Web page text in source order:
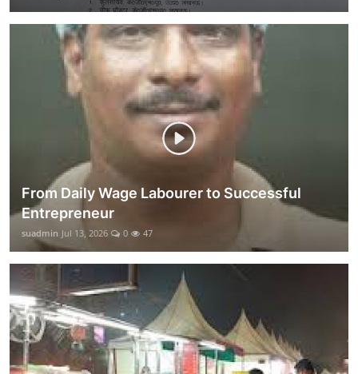
From Daily Wage Labourer to Successful
Entrepreneur
suadmin Jul 13, 2026 0 47